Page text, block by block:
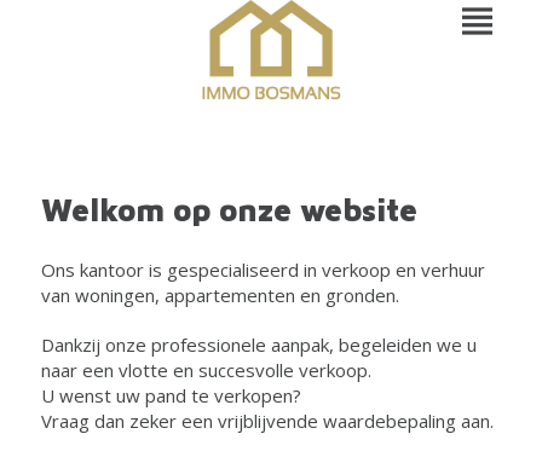
Welkom op onze website
Ons kantoor is gespecialiseerd in verkoop en verhuur
van woningen, appartementen en gronden.
Dankzij onze professionele aanpak, begeleiden we u
naar een vlotte en succesvolle verkoop.
U wenst uw pand te verkopen?
Vraag dan zeker een vrijblijvende waardebepaling aan.